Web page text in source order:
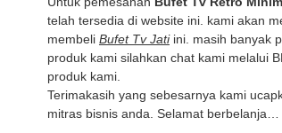
telah tersedia di website ini. kami akan
membeli Bufet Tv Jatiini. masih banyak
produk kami silahkan chat kami melalui
produk kami.
Terimakasih yang sebesarnya kami
mitras bisnis anda. Selamat berbelanja…